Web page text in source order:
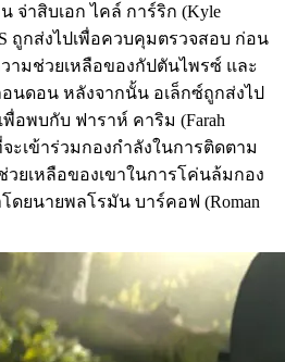
จ่าสิบเอก ไคล์ การ์ริก (Kyle
ถูกส่งไปเพื่อควบคุมตรวจสอบ ก่อน
มช่วยเหลือของกัปตันไพรซ์ และ
นดอน หลังจากนั้น อเล็กซ์ถูกส่งไป
พื่อพบกับ ฟาราห์ คาริม (Farah
ะเข้าร่วมกองกำลังในการติดตาม
ยเหลือของเขาในการโค่นล้มกอง
โดยนายพลโรมัน บาร์คอฟ (Roman